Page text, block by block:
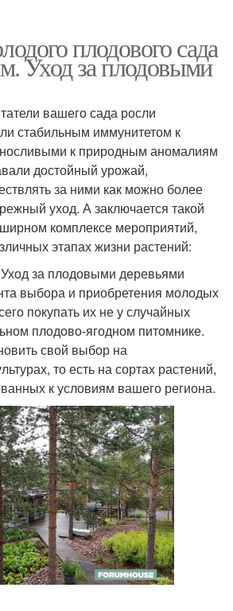
плодового сада
Уход за плодовыми
вашего сада росли
стабильным иммунитетом к
к природным аномалиям
достойный урожай,
за ними как можно более
уход. А заключается такой
комплексе мероприятий,
этапах жизни растений:
за плодовыми деревьями
выбора и приобретения молодых
покупать их не у случайных
плодово-ягодном питомнике.
свой выбор на
то есть на сортах растений,
к условиям вашего региона.